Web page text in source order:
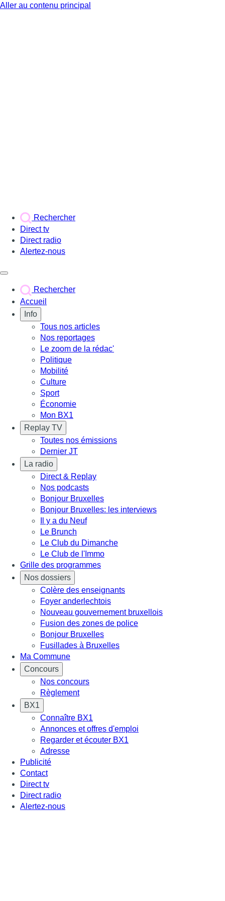
Aller au contenu principal
Rechercher
Direct tv
Direct radio
Alertez-nous
Rechercher
Accueil
Info
Tous nos articles
Nos reportages
Le zoom de la rédac'
Politique
Mobilité
Culture
Sport
Économie
Mon BX1
Replay TV
Toutes nos émissions
Dernier JT
La radio
Direct & Replay
Nos podcasts
Bonjour Bruxelles
Bonjour Bruxelles: les interviews
Il y a du Neuf
Le Brunch
Le Club du Dimanche
Le Club de l'Immo
Grille des programmes
Nos dossiers
Colère des enseignants
Foyer anderlechtois
Nouveau gouvernement bruxellois
Fusion des zones de police
Bonjour Bruxelles
Fusillades à Bruxelles
Ma Commune
Concours
Nos concours
Règlement
BX1
Connaître BX1
Annonces et offres d'emploi
Regarder et écouter BX1
Adresse
Publicité
Contact
Direct tv
Direct radio
Alertez-nous